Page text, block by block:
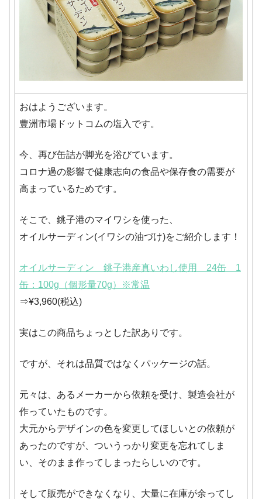
おはようございます。
豊洲市場ドットコムの塩入です。
今、再び缶詰が脚光を浴びています。
コロナ過の影響で健康志向の食品や保存食の需要が
高まっているためです。
そこで、銚子港のマイワシを使った、
オイルサーディン(イワシの油づけ)をご紹介します！
オイルサーディン 銚子港産真いわし使用 24缶 1
缶：100g（個形量70g）※常温
⇒¥3,960(税込)
実はこの商品ちょっとした訳ありです。
ですが、それは品質ではなくパッケージの話。
元々は、あるメーカーから依頼を受け、製造会社が
作っていたものです。
大元からデザインの色を変更してほしいとの依頼が
あったのですが、ついうっかり変更を忘れてしま
い、そのまま作ってしまったらしいのです。
そして販売ができなくなり、大量に在庫が余ってし